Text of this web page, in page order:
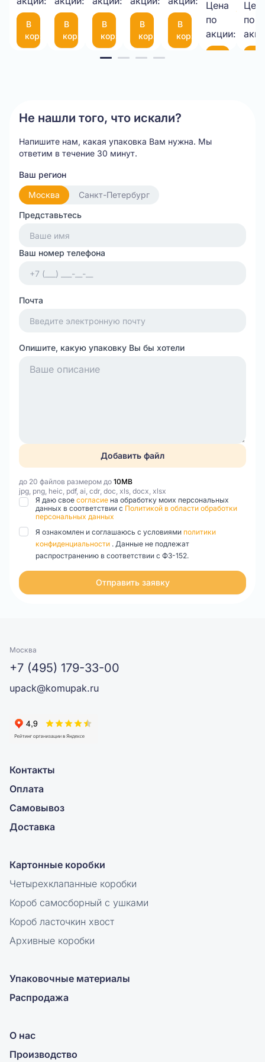
В
корзину
В
корзину
75
(300*200мм)
В
корзину
В
корзину
фиксатором
35
см
В
корзину
Цена
по
акции:
9,00
шт.
по
Не нашли того, что искали?
Напишите нам, какая упаковка Вам нужна. Мы
ответим в течение 30 минут.
Ваш регион
Москва
Санкт-Петербург
Представьтесь
Ваш номер телефона
Почта
Опишите, какую упаковку Вы бы хотели
Добавить файл
до 20 файлов размером до 10MB
jpg, png, heic, pdf, ai, cdr, doc, xls, docx, xlsx
Я даю свое согласие на обработку моих персональных
данных в соответствии с Политикой в области обработки
персональных данных
Я ознакомлен и соглашаюсь с условиями политики
конфиденциальности . Данные не подлежат
распространению в соответствии с ФЗ-152.
Отправить заявку
Москва
+7 (495) 179-33-00
upack@komupak.ru
Контакты
Оплата
Самовывоз
Доставка
Картонные коробки
Четырехклапанные коробки
Короб самосборный с ушками
Короб ласточкин хвост
Архивные коробки
Упаковочные материалы
Распродажа
О нас
Производство